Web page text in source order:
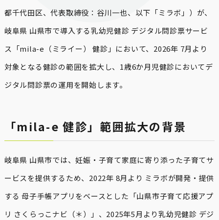
都千代田区、代表取締役：谷川一也、以下「ミラボ」）が、
岐阜県 山県市で導入する乳幼児健診 デジタル問診票サービ
ス「mila-e（ミライー） 健診」において、2026年 7月より
対象となる健診の範囲を拡大し、1歳6か月児健診においてデ
ジタル問診票の運用を開始します。
「mila-e 健診」範囲拡大の背景
岐阜県 山県市では、妊娠・子育て家庭に寄り添った子育てサ
ービスを提供するため、2022年 8月より ミラボが開発・提供
する 母子手帳アプリをベースとした「山県市子育て応援アプ
リ さくらっこナビ（＊）」、2025年5月より乳幼児健診 デジ